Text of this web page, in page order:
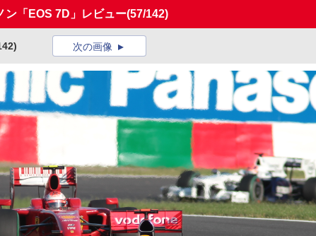
ン「EOS 7D」レビュー(57/142)
次の画像